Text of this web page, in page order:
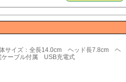
サイズ：全長14.0cm ヘッド長7.8cm ヘ
ーブル付属 USB充電式